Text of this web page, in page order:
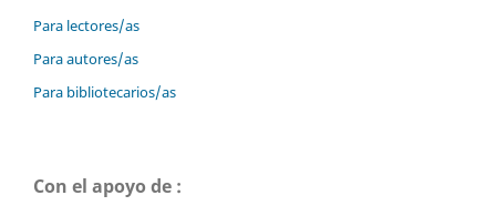
Para lectores/as
Para autores/as
Para bibliotecarios/as
Con el apoyo de :